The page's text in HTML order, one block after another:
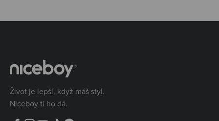
Život je lepší, když máš styl.
Niceboy ti ho dá.